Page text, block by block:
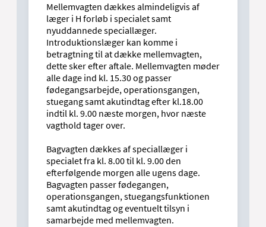
Mellemvagten dækkes almindeligvis af
læger i H forløb i specialet samt
nyuddannede speciallæger.
Introduktionslæger kan komme i
betragtning til at dække mellemvagten,
dette sker efter aftale. Mellemvagten møder
alle dage ind kl. 15.30 og passer
fødegangsarbejde, operationsgangen,
stuegang samt akutindtag efter kl.18.00
indtil kl. 9.00 næste morgen, hvor næste
vagthold tager over.
Bagvagten dækkes af speciallæger i
specialet fra kl. 8.00 til kl. 9.00 den
efterfølgende morgen alle ugens dage.
Bagvagten passer fødegangen,
operationsgangen, stuegangsfunktionen
samt akutindtag og eventuelt tilsyn i
samarbejde med mellemvagten.